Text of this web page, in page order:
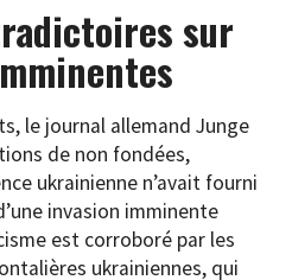
sur
le journal allemand Junge
de non fondées,
ukrainienne n’avait fourni
invasion imminente
est corroboré par les
ukrainiennes, qui